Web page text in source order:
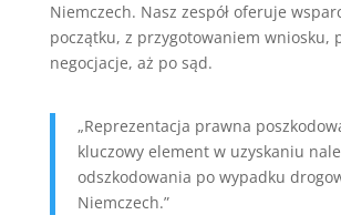
Niemczech. Nasz zespół oferuje
początku, z przygotowaniem wniosku,
negocjacje, aż po sąd.
„Reprezentacja prawna
kluczowy element w uzyskaniu
odszkodowania po wypadku
Niemczech.”